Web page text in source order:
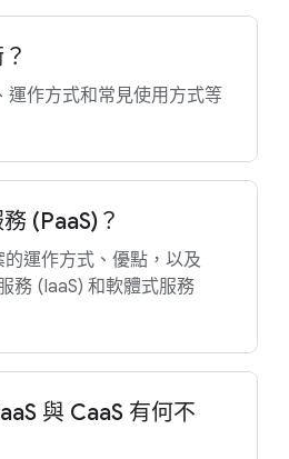
運作方式和常見使用方式等
(PaaS)？
的運作方式、優點，以及
務 (IaaS) 和軟體式服務
與 CaaS 有何不